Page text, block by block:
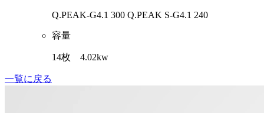
Q.PEAK-G4.1 300 Q.PEAK S-G4.1 240
容量
14枚 4.02kw
一覧に戻る